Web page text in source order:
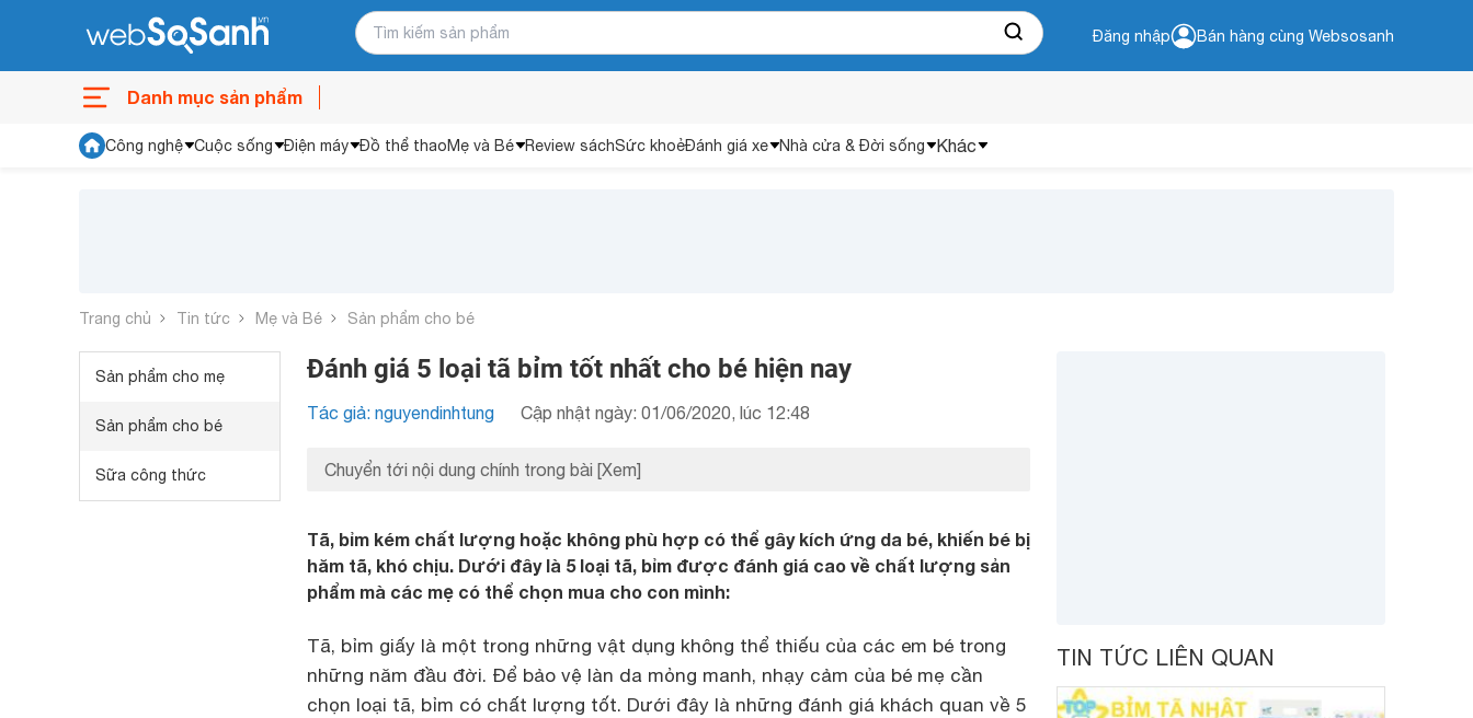
Đăng nhập Bán hàng cùng Websosanh
Danh mục sản phẩm
Công nghệ Cuộc sống Điện máy Đồ thể thaoMẹ và Bé Review sáchSức khoẻĐánh giá xe Nhà cửa & Đời sống Khác
Trang chủ Tin tức Mẹ và Bé Sản phẩm cho bé
Sản phẩm cho mẹ
Sản phẩm cho bé
Sữa công thức
Đánh giá 5 loại tã bỉm tốt nhất cho bé hiện nay
Tác giả: nguyendinhtung Cập nhật ngày: 01/06/2020, lúc 12:48
Chuyển tới nội dung chính trong bài [Xem]
Tã, bỉm kém chất lượng hoặc không phù hợp có thể gây kích ứng da bé, khiến bé bị
hăm tã, khó chịu. Dưới đây là 5 loại tã, bỉm được đánh giá cao về chất lượng sản
phẩm mà các mẹ có thể chọn mua cho con mình:
Tã, bỉm giấy là một trong những vật dụng không thể thiếu của các em bé trong
những năm đầu đời. Để bảo vệ làn da mỏng manh, nhạy cảm của bé mẹ cần
chọn loại tã, bỉm có chất lượng tốt. Dưới đây là những đánh giá khách quan về 5
TIN TỨC LIÊN QUAN